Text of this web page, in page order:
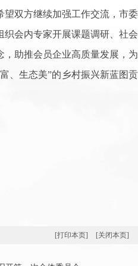
望双方继续加强工作交流，市委
会内专家开展课题调研、社会
，助推会员企业高质量发展，为
、生态美”的乡村振兴新蓝图贡
[打印本页] [关闭本页]